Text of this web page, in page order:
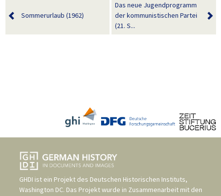
Sommerurlaub (1962)
Das neue Jugendprogramm
der kommunistischen Partei
(21. S...
GHDI ist ein Projekt des Deutschen Historischen Instituts,
Washington DC. Das Projekt wurde in Zusammenarbeit mit den